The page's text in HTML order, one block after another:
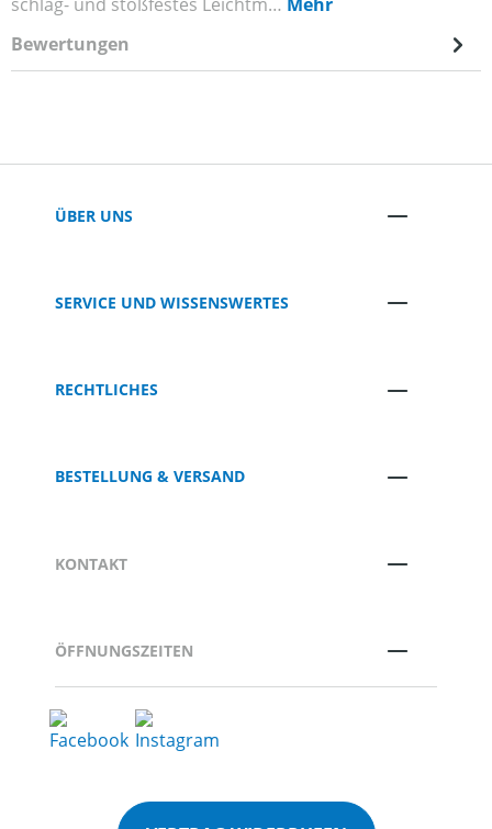
Bewertungen
ÜBER UNS
SERVICE UND WISSENSWERTES
RECHTLICHES
BESTELLUNG & VERSAND
KONTAKT
ÖFFNUNGSZEITEN